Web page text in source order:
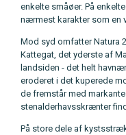
enkelte småøer. På
nærmest karakter som en
Mod syd omfatter Natura
Kattegat, det yderste af
landsiden - det helt
eroderet i det kuperede
de fremstår med
stenalderhavsskrænter
På store dele af